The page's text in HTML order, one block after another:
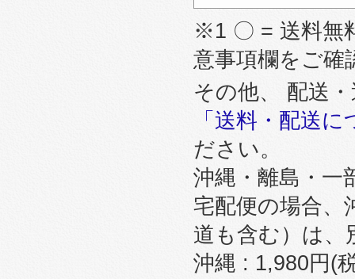
※1 〇 = 送料無
意事項欄をご確
その他、 配送
「送料・配送
ださい。
沖縄・離島・一
宅配便の場合、
道も含む）は、
沖縄 : 1,980円(